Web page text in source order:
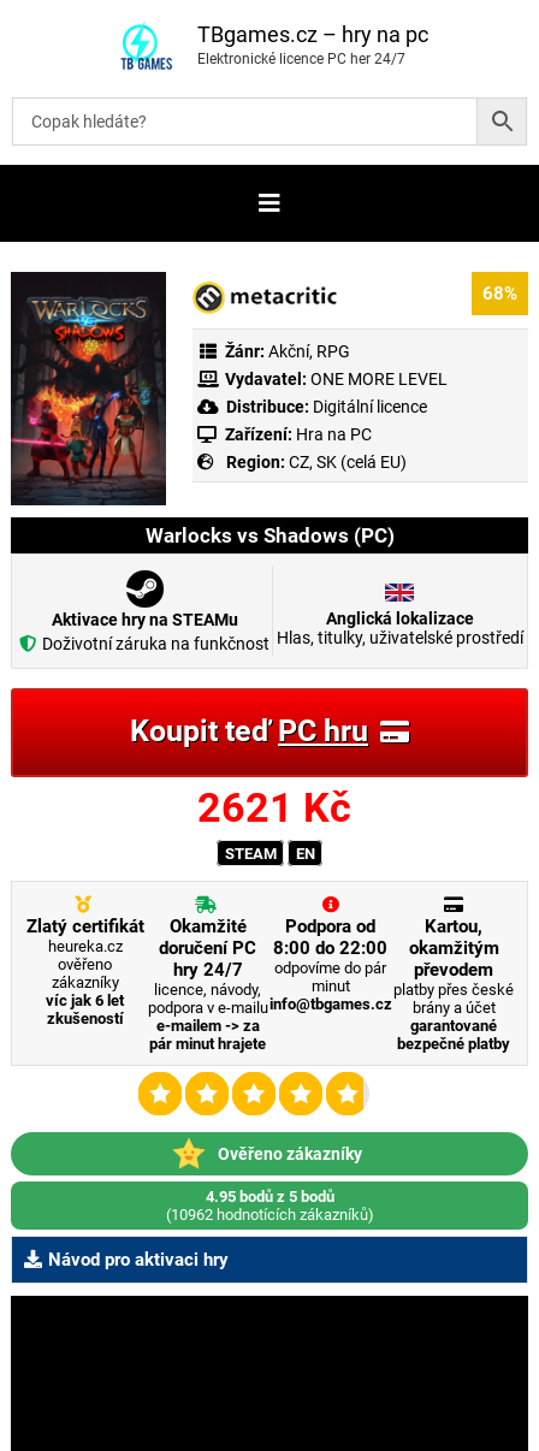
t
b
TBgames.cz – hry na pc
Elektronické licence PC her 24/7
68%
Žánr: Akční, RPG
Vydavatel: ONE MORE LEVEL
Distribuce: Digitální licence
Zařízení: Hra na PC
Region: CZ, SK (celá EU)
Warlocks vs Shadows (PC)
Aktivace hry na STEAMu
Doživotní záruka na funkčnost
Anglická lokalizace
Hlas, titulky, uživatelské prostředí
Koupit teďPC hru
2621 Kč
STEAM EN
Zlatý certifikát
heureka.cz
ověřeno
zákazníky
víc jak 6 let
zkušeností
Okamžité
doručení PC
hry 24/7
licence, návody,
podpora v e-mailu
e-mailem -> za
pár minut hrajete
Podpora od
8:00 do 22:00
odpovíme do pár
minut
info@tbgames.cz
Kartou,
okamžitým
převodem
platby přes české
brány a účet
garantované
bezpečné platby
Ověřeno zákazníky
4.95 bodů z 5 bodů
(10962 hodnotících zákazníků)
Návod pro aktivaci hry